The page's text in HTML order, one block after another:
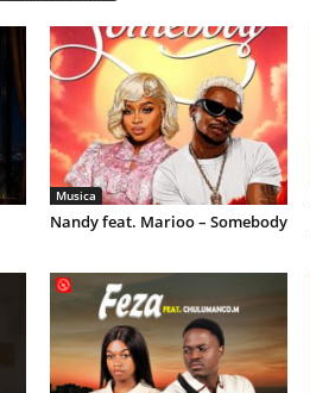
Musica
Nandy feat. Marioo – Somebody